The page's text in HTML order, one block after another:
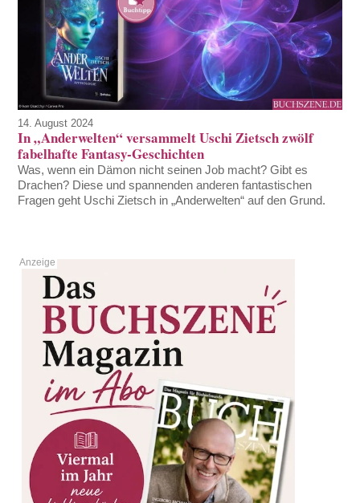
14. August 2024
In „Anderwelten“ versammelt Uschi Zietsch zwölf
fabelhafte Fantasy-Geschichten
Was, wenn ein Dämon nicht seinen Job macht? Gibt es
Drachen? Diese und spannenden anderen fantastischen
Fragen geht Uschi Zietsch in „Anderwelten“ auf den Grund.